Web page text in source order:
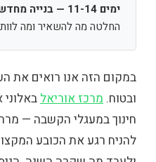
ימים 11-14 — בנייה מחדש:
החלטה מה להשאיר ומה
במקום הזה אנו רואים את
ובטוח. מרכז אוריאל
חינוך במעגלי הקשבה —
להניח רגע את הכובע